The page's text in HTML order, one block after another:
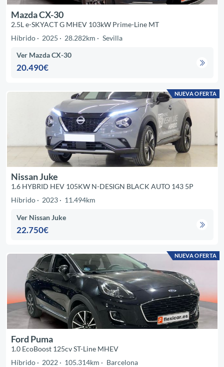
Mazda CX-30
2.5L e-SKYACT G MHEV 103kW Prime-Line MT
Híbrido
2025 28.282km Sevilla
Ver Mazda CX-30
20.490€
NUEVA OFERTA
Nissan Juke
1.6 HYBRID HEV 105KW N-DESIGN BLACK AUTO 143 5P
Híbrido
2023 11.494km
Ver Nissan Juke
22.750€
NUEVA OFERTA
Ford Puma
1.0 EcoBoost 125cv ST-Line MHEV
Híbrido
2022 105.314km Barcelona